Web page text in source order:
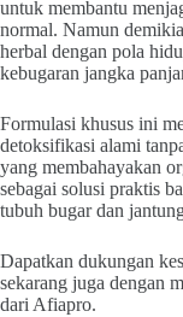
untuk membantu
normal. Namun
herbal dengan pola
kebugaran jangka
Formulasi khusus ini
detoksifikasi alami
yang membahayakan
sebagai solusi praktis
tubuh bugar dan
Dapatkan dukungan
sekarang juga dengan
dari Afiapro.